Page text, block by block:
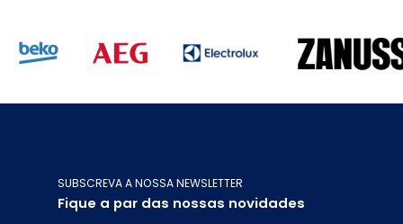
SUBSCREVA A NOSSA NEWSLETTER
Fique a par das nossas novidades